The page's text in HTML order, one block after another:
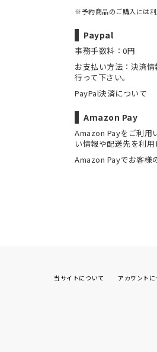
※予約商品のご購入には利
Paypal
事務手数料：0円
お支払い方法：決済
行って下さい。
PayPal決済について
Amazon Pay
Amazon Payをご利用
い情報や配送先を利用
Amazon Payでお客様
当サイトについて アカウントに